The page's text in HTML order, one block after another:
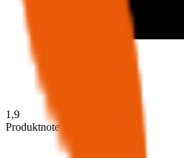
1,9
Produktnote